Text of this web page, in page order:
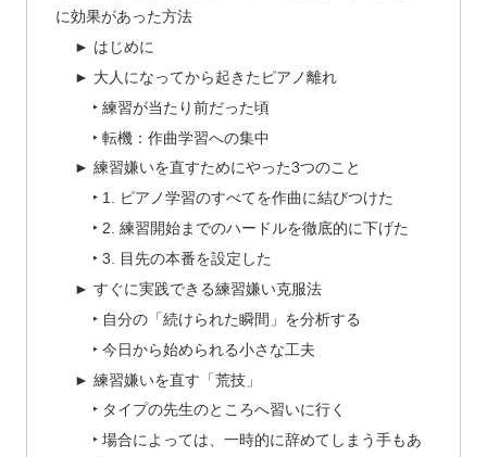
に効果があった方法
► はじめに
► 大人になってから起きたピアノ離れ
‣ 練習が当たり前だった頃
‣ 転機：作曲学習への集中
► 練習嫌いを直すためにやった3つのこと
‣ 1. ピアノ学習のすべてを作曲に結びつけた
‣ 2. 練習開始までのハードルを徹底的に下げた
‣ 3. 目先の本番を設定した
► すぐに実践できる練習嫌い克服法
‣ 自分の「続けられた瞬間」を分析する
‣ 今日から始められる小さな工夫
► 練習嫌いを直す「荒技」
‣ タイプの先生のところへ習いに行く
‣ 場合によっては、一時的に辞めてしまう手もあ